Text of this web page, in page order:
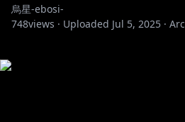
烏星-ebosi-
748views · Uploaded Jul 5, 2025 ·